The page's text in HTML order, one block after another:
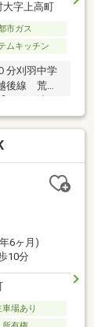
大字上高町
市ガス
ムキッチン
分刈羽中学
後線 荒浜
証付（不動
●内装工事
換温水洗
ンフロア張
Ｄ交換
6ヶ月)
10分
車場あり